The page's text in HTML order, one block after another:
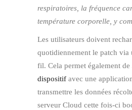
respiratoires, la fréquence
température corporelle, y
Les utilisateurs doivent
quotidiennement le patch via
fil. Cela permet également de
dispositif avec une
transmettre les données
serveur Cloud cette fois-ci